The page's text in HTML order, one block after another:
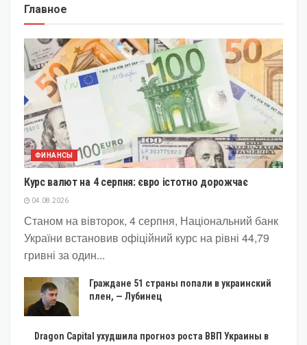
Главное
ФИНАНСЫ
Курс валют на 4 серпня: євро істотно дорожчає
04.08.2026
Станом на вівторок, 4 серпня, Національний банк
України встановив офіційний курс на рівні 44,79
гривні за один...
Граждане 51 страны попали в украинский
плен, — Лубинец
Dragon Capital ухудшила прогноз роста ВВП Украины в